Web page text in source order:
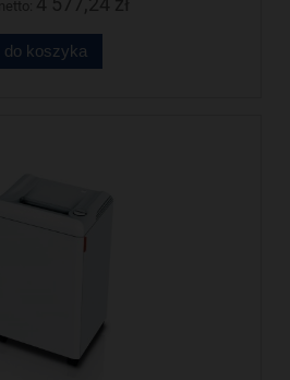
do koszyka